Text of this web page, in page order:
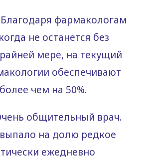
Благодаря фармакологам
не останется без
мере, на текущий
обеспечивают
чем на 50%.
общительный врач.
на долю редкое
ежедневно